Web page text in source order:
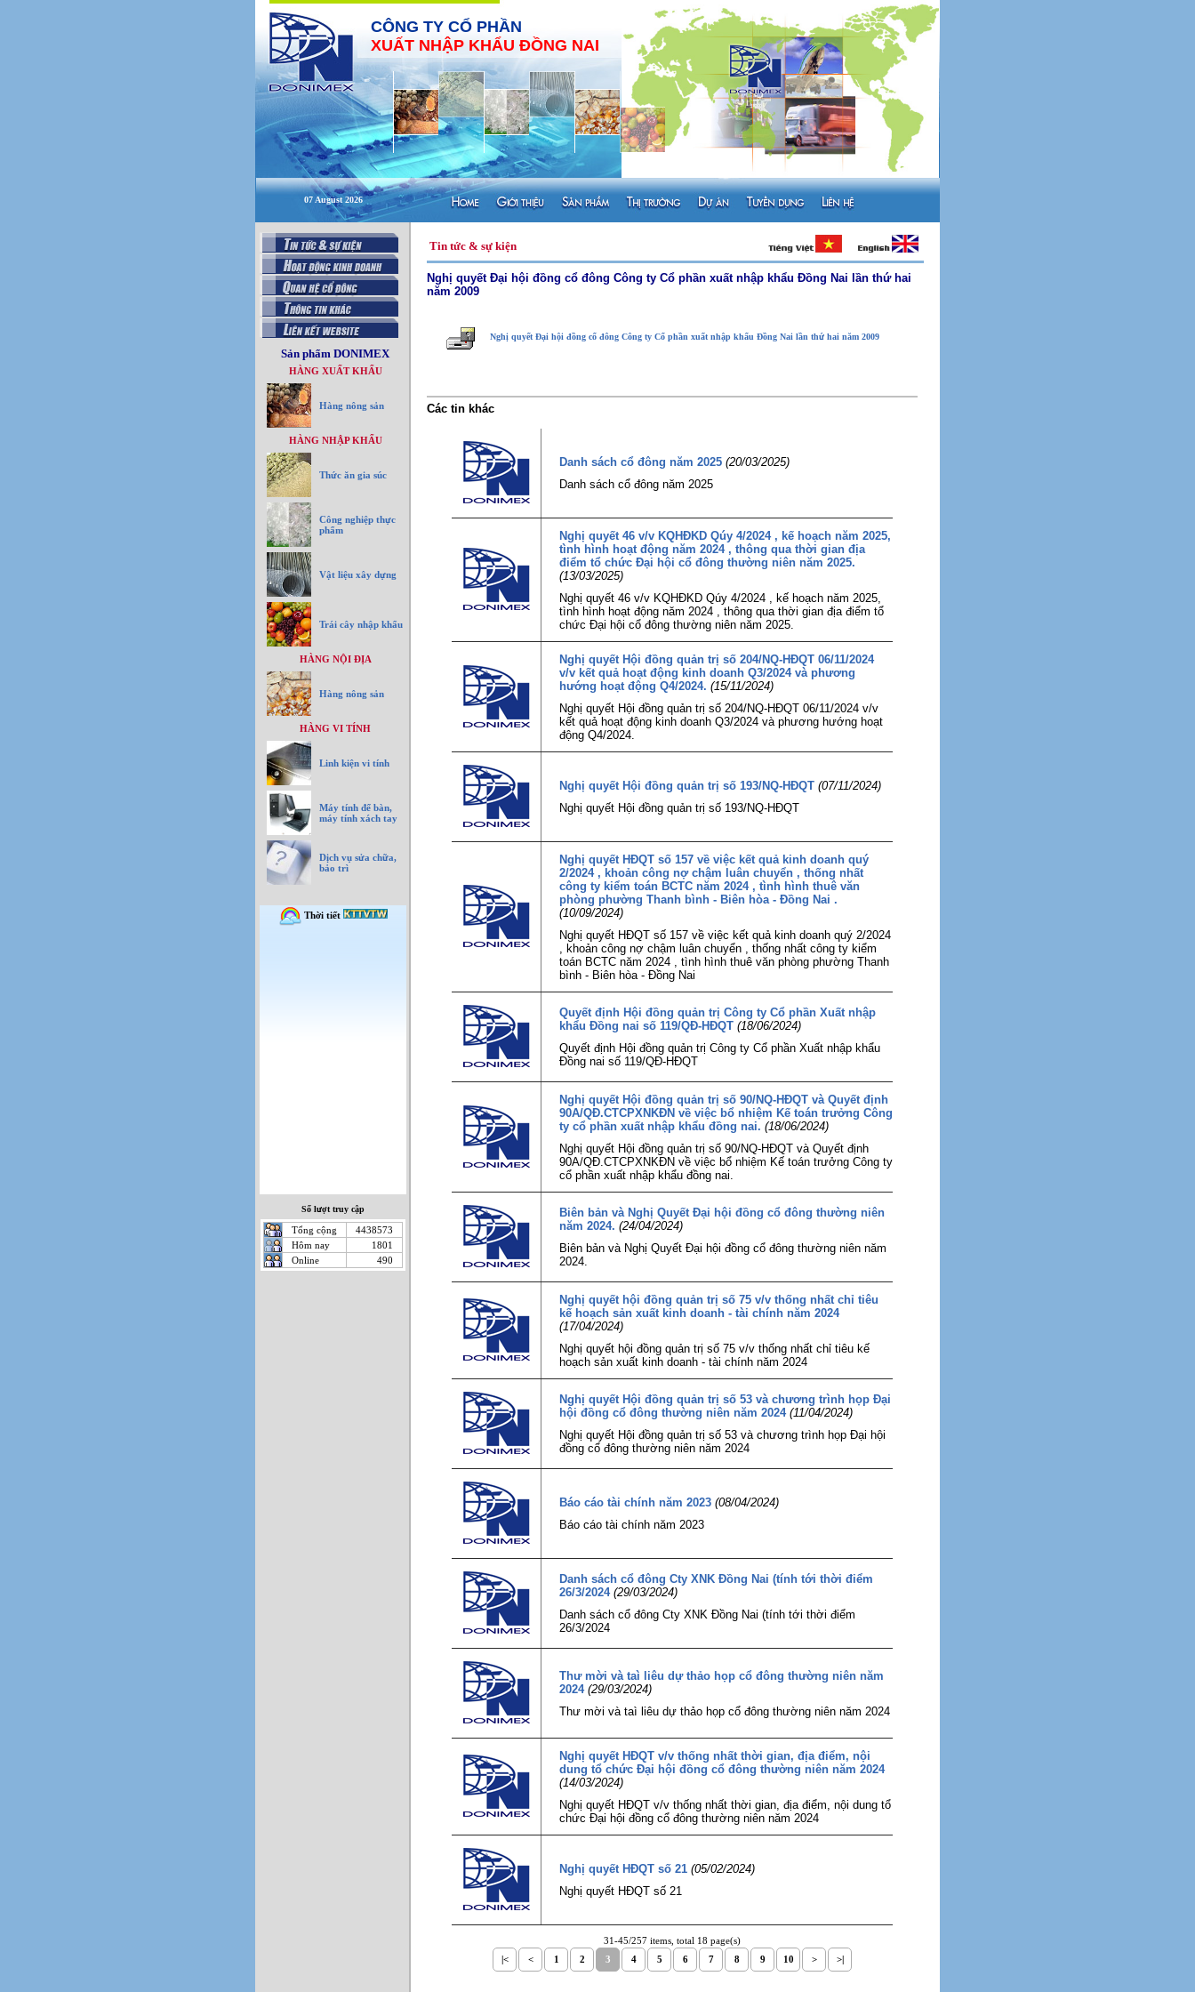
CÔNG TY CỔ PHẦN
XUẤT NHẬP KHẨU ĐỒNG NAI
07 August 2026
Sản phẩm DONIMEX
HÀNG XUẤT KHẨU
Hàng nông sản
HÀNG NHẬP KHẨU
Thức ăn gia súc
Công nghiệp thực
phẩm
Vật liệu xây dựng
Trái cây nhập khẩu
HÀNG NỘI ĐỊA
Hàng nông sản
HÀNG VI TÍNH
Linh kiện vi tính
Máy tính để bàn,
máy tính xách tay
Dịch vụ sửa chữa,
bảo trì
Số lượt truy cập
Tổng cộng
4438573
Hôm nay
1801
Online
490
Tin tức & sự kiện
Nghị quyết Đại hội đồng cổ đông Công ty Cổ phần xuất nhập khẩu Đồng Nai lần thứ hai
năm 2009
Nghị quyết Đại hội đồng cổ đông Công ty Cổ phần xuất nhập khẩu Đồng Nai lần thứ hai năm 2009
Các tin khác
Danh sách cổ đông năm 2025 (20/03/2025)
Danh sách cổ đông năm 2025
Nghị quyết 46 v/v KQHĐKD Qúy 4/2024 , kế hoạch năm 2025,
tình hình hoạt động năm 2024 , thông qua thời gian địa
điểm tổ chức Đại hội cổ đông thường niên năm 2025.
(13/03/2025)
Nghị quyết 46 v/v KQHĐKD Qúy 4/2024 , kế hoạch năm 2025,
tình hình hoạt động năm 2024 , thông qua thời gian địa điểm tổ
chức Đại hội cổ đông thường niên năm 2025.
Nghị quyết Hội đồng quản trị số 204/NQ-HĐQT 06/11/2024
v/v kết quả hoạt động kinh doanh Q3/2024 và phương
hướng hoạt động Q4/2024. (15/11/2024)
Nghị quyết Hội đồng quản trị số 204/NQ-HĐQT 06/11/2024 v/v
kết quả hoạt động kinh doanh Q3/2024 và phương hướng hoạt
động Q4/2024.
Nghị quyết Hội đồng quản trị số 193/NQ-HĐQT (07/11/2024)
Nghị quyết Hội đồng quản trị số 193/NQ-HĐQT
Nghị quyết HĐQT số 157 về việc kết quả kinh doanh quý
2/2024 , khoản công nợ chậm luân chuyển , thống nhất
công ty kiểm toán BCTC năm 2024 , tình hình thuê văn
phòng phường Thanh bình - Biên hòa - Đồng Nai .
(10/09/2024)
Nghị quyết HĐQT số 157 về việc kết quả kinh doanh quý 2/2024
, khoản công nợ chậm luân chuyển , thống nhất công ty kiểm
toán BCTC năm 2024 , tình hình thuê văn phòng phường Thanh
bình - Biên hòa - Đồng Nai
Quyết định Hội đồng quản trị Công ty Cổ phần Xuất nhập
khẩu Đồng nai số 119/QĐ-HĐQT (18/06/2024)
Quyết định Hội đồng quản trị Công ty Cổ phần Xuất nhập khẩu
Đồng nai số 119/QĐ-HĐQT
Nghị quyết Hội đồng quản trị số 90/NQ-HĐQT và Quyết định
90A/QĐ.CTCPXNKĐN về việc bổ nhiệm Kế toán trưởng Công
ty cổ phần xuất nhập khẩu đồng nai. (18/06/2024)
Nghị quyết Hội đồng quản trị số 90/NQ-HĐQT và Quyết định
90A/QĐ.CTCPXNKĐN về việc bổ nhiệm Kế toán trưởng Công ty
cổ phần xuất nhập khẩu đồng nai.
Biên bản và Nghị Quyết Đại hội đồng cổ đông thường niên
năm 2024. (24/04/2024)
Biên bản và Nghị Quyết Đại hội đồng cổ đông thường niên năm
2024.
Nghị quyết hội đồng quản trị số 75 v/v thống nhất chỉ tiêu
kế hoạch sản xuất kinh doanh - tài chính năm 2024
(17/04/2024)
Nghị quyết hội đồng quản trị số 75 v/v thống nhất chỉ tiêu kế
hoạch sản xuất kinh doanh - tài chính năm 2024
Nghị quyết Hội đồng quản trị số 53 và chương trình họp Đại
hội đồng cổ đông thường niên năm 2024 (11/04/2024)
Nghị quyết Hội đồng quản trị số 53 và chương trình họp Đại hội
đồng cổ đông thường niên năm 2024
Báo cáo tài chính năm 2023 (08/04/2024)
Báo cáo tài chính năm 2023
Danh sách cổ đông Cty XNK Đồng Nai (tính tới thời điểm
26/3/2024 (29/03/2024)
Danh sách cổ đông Cty XNK Đồng Nai (tính tới thời điểm
26/3/2024
Thư mời và taì liêu dự thảo họp cổ đông thường niên năm
2024 (29/03/2024)
Thư mời và taì liêu dự thảo họp cổ đông thường niên năm 2024
Nghị quyết HĐQT v/v thống nhất thời gian, địa điểm, nội
dung tổ chức Đại hội đồng cổ đông thường niên năm 2024
(14/03/2024)
Nghị quyết HĐQT v/v thống nhất thời gian, địa điểm, nội dung tổ
chức Đại hội đồng cổ đông thường niên năm 2024
Nghị quyết HĐQT số 21 (05/02/2024)
Nghị quyết HĐQT số 21
31-45/257 items, total 18 page(s)
|<
< 1 2 3 4 5 6 7 8 9 10 > >|